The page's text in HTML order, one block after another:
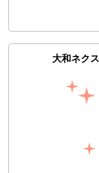
大和ネク